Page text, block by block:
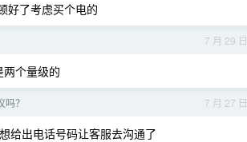
好了考虑买个电的
7 月 29 日
个量级的
7 月 27 日
？
给出电话号码让客服去沟通了